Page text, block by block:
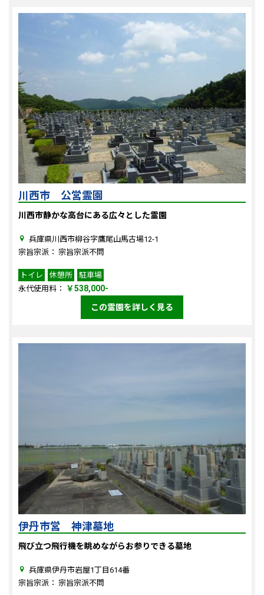
川西市 公営霊園
川西市静かな高台にある広々とした霊園
兵庫県川西市柳谷字鷹尾山馬古場12-1
宗旨宗派： 宗旨宗派不問
トイレ 休憩所
駐車場
永代使用料：
￥538,000-
この霊園を詳しく見る
伊丹市営 神津墓地
飛び立つ飛行機を眺めながらお参りできる墓地
兵庫県伊丹市岩屋1丁目614番
宗旨宗派： 宗旨宗派不問